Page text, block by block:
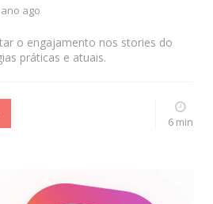
ano ago
o engajamento nos stories do
práticas e atuais.
6 min